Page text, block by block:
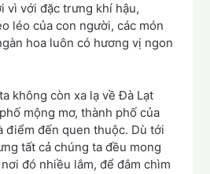
vì với đặc trưng khí hậu,
léo của con người, các món
hoa luôn có hương vị ngon
không còn xa lạ về Đà Lạt
mộng mơ, thành phố của
điểm đến quen thuộc. Dù tới
tất cả chúng ta đều mong
đó nhiều lắm, để đắm chìm